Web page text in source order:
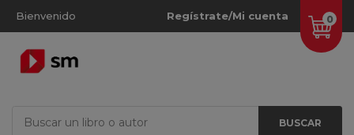
Bienvenido 0
Regístrate/Mi cuenta
BUSCAR